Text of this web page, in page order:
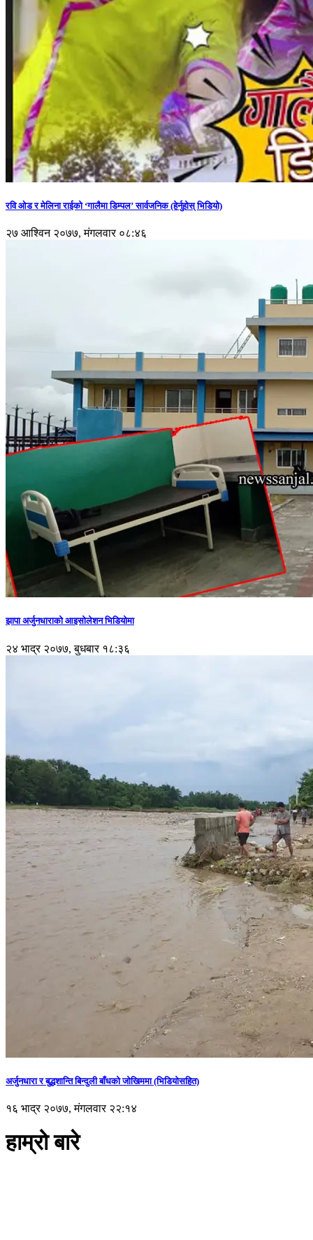
रवि ओड र मेलिना राईको ‘गालैमा डिम्पल’ सार्वजनिक (हेर्नुहोस् भिडियो)
२७ आश्विन २०७७, मंगलवार ०८:४६
झापा अर्जुनधाराको आइसोलेशन भिडियोमा
२४ भाद्र २०७७, बुधबार १८:३६
अर्जुनधारा र बुद्धशान्ति बिन्दुली बाँधको जोखिममा (भिडियाेसहित)
१६ भाद्र २०७७, मंगलवार २२:१४
हाम्रो बारे